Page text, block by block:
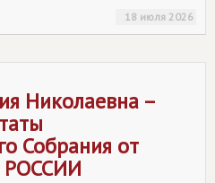
18 июля 2026
Николаевна –
Собрания от